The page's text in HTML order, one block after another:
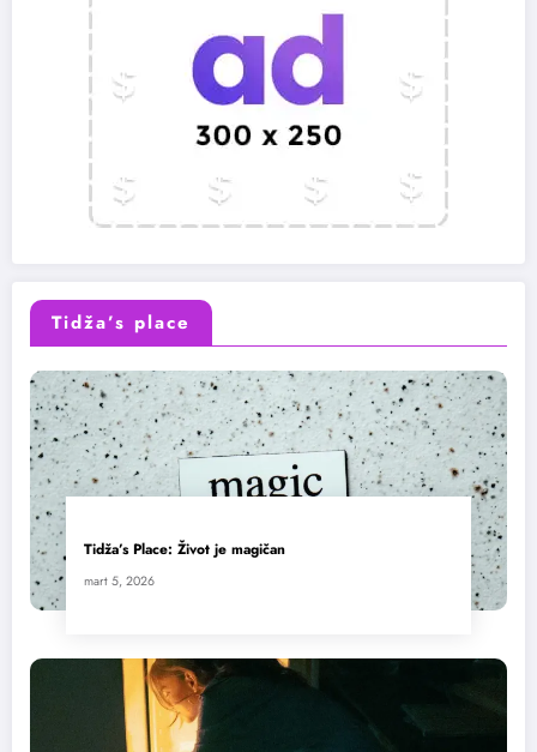
Tidža’s place
Tidža’s Place: Život je magičan
mart 5, 2026